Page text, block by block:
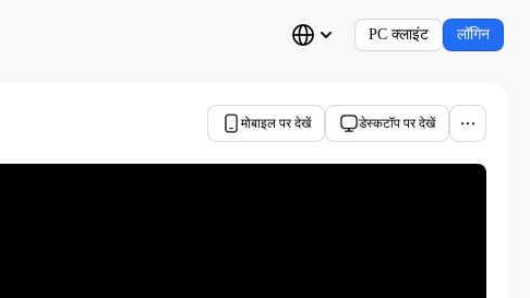
PC क्लाइंट लॉगिन
मोबाइल पर देखें डेस्कटॉप पर देखें